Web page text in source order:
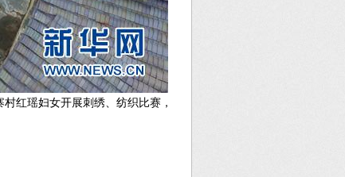
红瑶妇女开展刺绣、纺织比赛，